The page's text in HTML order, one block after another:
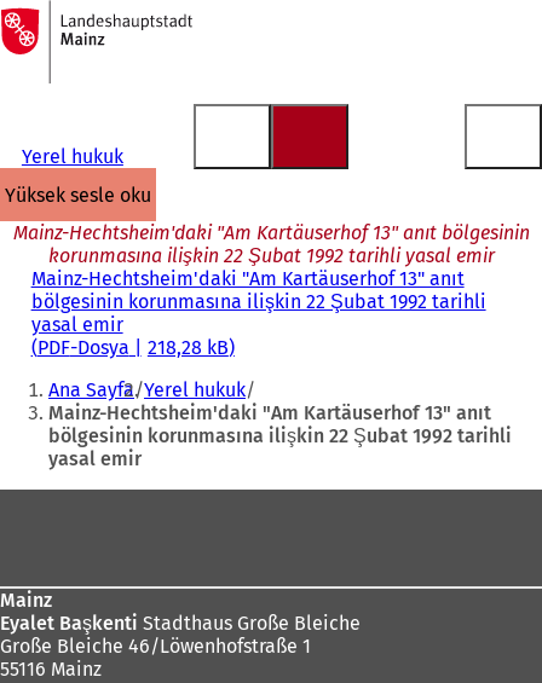
İçeriğe atla
Ana
sayfaya
Yerel hukuk
yüksek sesle oku
Mainz-Hechtsheim'daki "Am Kartäuserhof 13" anıt bölgesinin
korunmasına ilişkin 22 Şubat 1992 tarihli yasal emir
Mainz-Hechtsheim'daki "Am Kartäuserhof 13" anıt
bölgesinin korunmasına ilişkin 22 Şubat 1992 tarihli
yasal emir
PDF-Dosya 218,28 kB
Buradasınız:
Ana Sayfa Yerel hukuk
Mainz-Hechtsheim'daki "Am Kartäuserhof 13" anıt
bölgesinin korunmasına ilişkin 22 Şubat 1992 tarihli
yasal emir
Mainz
Eyalet Başkenti Stadthaus Große Bleiche
Große Bleiche 46/Löwenhofstraße 1
55116 Mainz